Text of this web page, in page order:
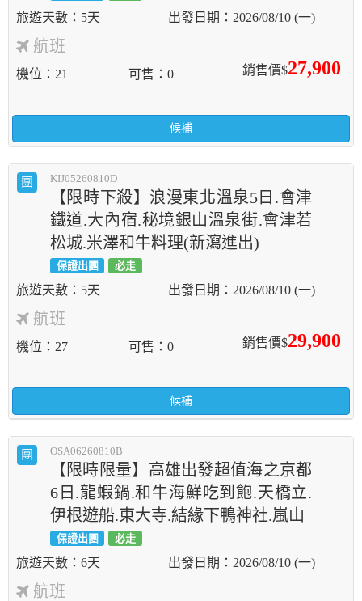
5天 2026/08/10 (一)
航班
銷售價$27,900
機位 21 可售 0
候補
團 KIJ05260810D
【限時下殺】浪漫東北溫泉5日.會津
鐵道.大內宿.秘境銀山溫泉街.會津若
松城.米澤和牛料理(新瀉進出)
保證出團 必走
5天 2026/08/10 (一)
航班
銷售價$29,900
機位 27 可售 0
候補
團 OSA06260810B
【限時限量】高雄出發超值海之京都
6日.龍蝦鍋.和牛海鮮吃到飽.天橋立.
伊根遊船.東大寺.結緣下鴨神社.嵐山
保證出團 必走
6天 2026/08/10 (一)
航班